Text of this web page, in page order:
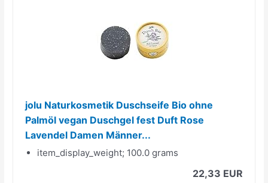
jolu Naturkosmetik Duschseife Bio ohne
Palmöl vegan Duschgel fest Duft Rose
Lavendel Damen Männer...
item_display_weight; 100.0 grams
22,33 EUR